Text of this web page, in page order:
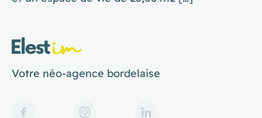
Votre néo-agence bordelaise